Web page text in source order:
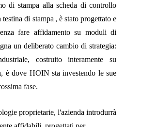
di stampa alla scheda di controllo
di stampa , è stato progettato e
fare affidamento su moduli di
un deliberato cambio di strategia:
costruito interamente su
è dove HOIN sta investendo le sue
fase.
proprietarie, l'azienda introdurrà